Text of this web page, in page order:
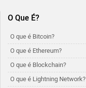
O Que É?
O que é Bitcoin?
O que é Ethereum?
O que é Blockchain?
O que é Lightning Network?